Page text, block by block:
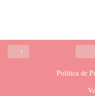
‹
Política de